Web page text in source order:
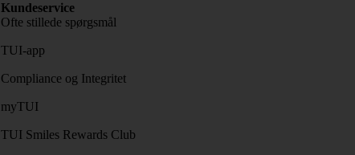
Kundeservice
Ofte stillede spørgsmål
TUI-app
Compliance og Integritet
myTUI
TUI Smiles Rewards Club